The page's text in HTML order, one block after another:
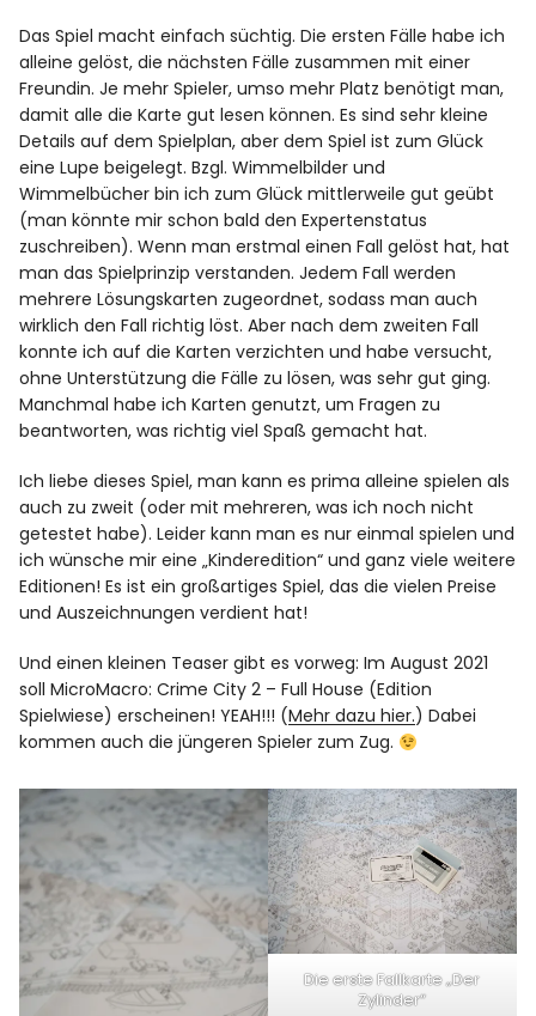
Das Spiel macht einfach süchtig. Die ersten Fälle habe ich
alleine gelöst, die nächsten Fälle zusammen mit einer
Freundin. Je mehr Spieler, umso mehr Platz benötigt man,
damit alle die Karte gut lesen können. Es sind sehr kleine
Details auf dem Spielplan, aber dem Spiel ist zum Glück
eine Lupe beigelegt. Bzgl. Wimmelbilder und
Wimmelbücher bin ich zum Glück mittlerweile gut geübt
(man könnte mir schon bald den Expertenstatus
zuschreiben). Wenn man erstmal einen Fall gelöst hat, hat
man das Spielprinzip verstanden. Jedem Fall werden
mehrere Lösungskarten zugeordnet, sodass man auch
wirklich den Fall richtig löst. Aber nach dem zweiten Fall
konnte ich auf die Karten verzichten und habe versucht,
ohne Unterstützung die Fälle zu lösen, was sehr gut ging.
Manchmal habe ich Karten genutzt, um Fragen zu
beantworten, was richtig viel Spaß gemacht hat.
Ich liebe dieses Spiel, man kann es prima alleine spielen als
auch zu zweit (oder mit mehreren, was ich noch nicht
getestet habe). Leider kann man es nur einmal spielen und
ich wünsche mir eine „Kinderedition“ und ganz viele weitere
Editionen! Es ist ein großartiges Spiel, das die vielen Preise
und Auszeichnungen verdient hat!
Und einen kleinen Teaser gibt es vorweg: Im August 2021
soll MicroMacro: Crime City 2 – Full House (Edition
Spielwiese) erscheinen! YEAH!!! (Mehr dazu hier.) Dabei
kommen auch die jüngeren Spieler zum Zug.
Die erste Fallkarte „Der
Zylinder“